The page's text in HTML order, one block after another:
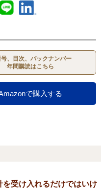
、目次、バックナンバー
年間購読はこちら
で購入する
を受け入れるだけではいけ